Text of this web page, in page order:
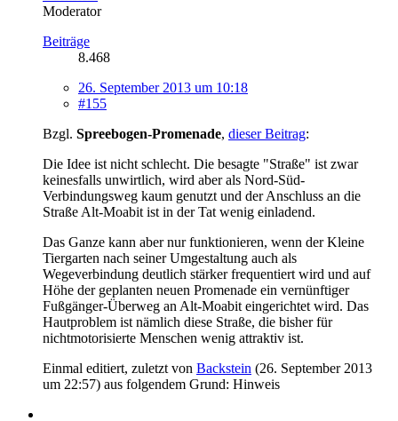
Moderator
Beiträge
8.468
26. September 2013 um 10:18
#155
Bzgl. Spreebogen-Promenade, dieser Beitrag:
Die Idee ist nicht schlecht. Die besagte "Straße" ist zwar
keinesfalls unwirtlich, wird aber als Nord-Süd-
Verbindungsweg kaum genutzt und der Anschluss an die
Straße Alt-Moabit ist in der Tat wenig einladend.
Das Ganze kann aber nur funktionieren, wenn der Kleine
Tiergarten nach seiner Umgestaltung auch als
Wegeverbindung deutlich stärker frequentiert wird und auf
Höhe der geplanten neuen Promenade ein vernünftiger
Fußgänger-Überweg an Alt-Moabit eingerichtet wird. Das
Hautproblem ist nämlich diese Straße, die bisher für
nichtmotorisierte Menschen wenig attraktiv ist.
Einmal editiert, zuletzt von Backstein (26. September 2013
um 22:57) aus folgendem Grund: Hinweis